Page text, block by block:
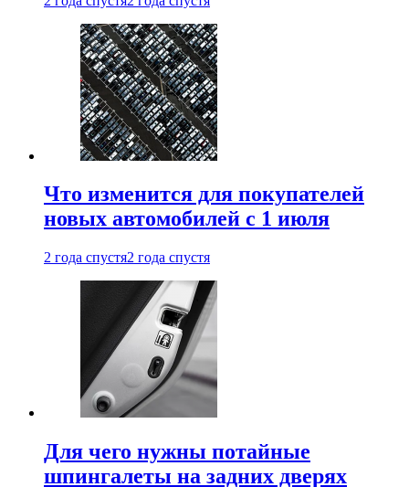
Что изменится для покупателей
новых автомобилей с 1 июля
2 года спустя2 года спустя
Для чего нужны потайные
шпингалеты на задних дверях